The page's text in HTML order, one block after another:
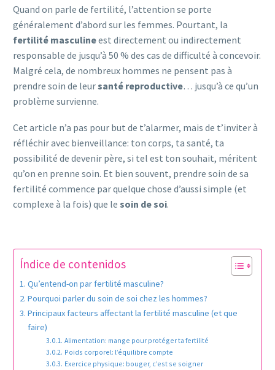
Quand on parle de fertilité, l’attention se porte
généralement d’abord sur les femmes. Pourtant, la
fertilité masculineest directement ou indirectement
responsable de jusqu’à 50 % des cas de difficulté à concevoir.
Malgré cela, de nombreux hommes ne pensent pas à
prendre soin de leursanté reproductive… jusqu’à ce qu’un
problème survienne.
Cet article n’a pas pour but de t’alarmer, mais de t’inviter à
réfléchir avec bienveillance: ton corps, ta santé, ta
possibilité de devenir père, si tel est ton souhait, méritent
qu’on en prenne soin. Et bien souvent, prendre soin de sa
fertilité commence par quelque chose d’aussi simple (et
complexe à la fois) que le soin de soi.
Índice de contenidos
Qu’entend-on par fertilité masculine?
Pourquoi parler du soin de soi chez les hommes?
Principaux facteurs affectant la fertilité masculine (et que
faire)
Alimentation: mange pour protéger ta fertilité
Poids corporel: l’équilibre compte
Exercice physique: bouger, c’est se soigner